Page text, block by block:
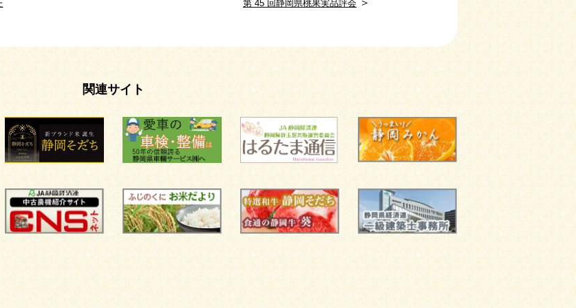
第 45 回静岡県桃果実品評会 ＞
関連サイト